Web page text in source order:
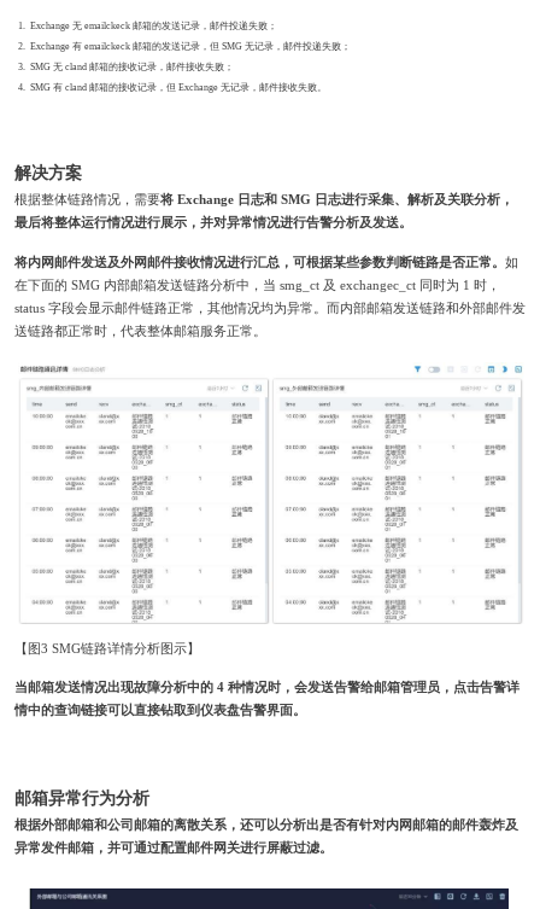
Exchange 无 emailckeck 邮箱的发送记录，邮件投递失败；
Exchange 有 emailckeck 邮箱的发送记录，但 SMG 无记录，邮件投递失败；
SMG 无 cland 邮箱的接收记录，邮件接收失败；
SMG 有 cland 邮箱的接收记录，但 Exchange 无记录，邮件接收失败。
解决方案
根据整体链路情况，需要将 Exchange 日志和 SMG 日志进行采集、解析及关联分析，
最后将整体运行情况进行展示，并对异常情况进行告警分析及发送。
将内网邮件发送及外网邮件接收情况进行汇总，可根据某些参数判断链路是否正常。 如
在下面的 SMG 内部邮箱发送链路分析中，当 smg_ct 及 exchangec_ct 同时为 1 时，
status 字段会显示邮件链路正常，其他情况均为异常。而内部邮箱发送链路和外部邮件发
送链路都正常时，代表整体邮箱服务正常。
【图3 SMG链路详情分析图示】
当邮箱发送情况出现故障分析中的 4 种情况时，会发送告警给邮箱管理员，点击告警详
情中的查询链接可以直接钻取到仪表盘告警界面。
邮箱异常行为分析
根据外部邮箱和公司邮箱的离散关系，还可以分析出是否有针对内网邮箱的邮件轰炸及
异常发件邮箱，并可通过配置邮件网关进行屏蔽过滤。